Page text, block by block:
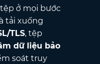
ở mọi bước
tải xuống
TLS, tệp
dữ liệu bảo
soát truy